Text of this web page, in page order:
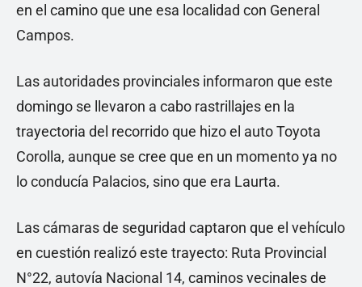
en el camino que une esa localidad con General
Campos.
Las autoridades provinciales informaron que este
domingo se llevaron a cabo rastrillajes en la
trayectoria del recorrido que hizo el auto Toyota
Corolla, aunque se cree que en un momento ya no
lo conducía Palacios, sino que era Laurta.
Las cámaras de seguridad captaron que el vehículo
en cuestión realizó este trayecto: Ruta Provincial
N°22, autovía Nacional 14, caminos vecinales de